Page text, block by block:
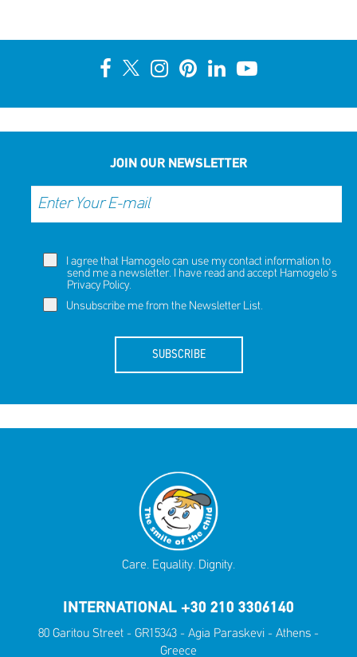
JOIN OUR NEWSLETTER
I agree that Hamogelo can use my contact information to
send me a newsletter. I have read and accept Hamogelo's
Privacy Policy.
Unsubscribe me from the Newsletter List.
SUBSCRIBE
Care. Equality. Dignity.
INTERNATIONAL +30 210 3306140
80 Garitou Street - GR15343 - Agia Paraskevi - Athens -
Greece